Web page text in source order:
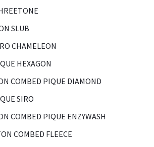
SLUB
CHAMELEON
HEXAGON
COMBED PIQUE DIAMOND
SIRO
COMBED PIQUE ENZYWASH
COMBED FLEECE